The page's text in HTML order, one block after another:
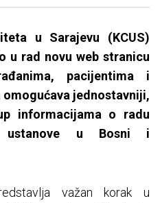
u Sarajevu (KCUS)
u rad novu web stranicu
pacijentima i
jednostavniji,
informacijama o radu
ustanove u Bosni i
važan korak u